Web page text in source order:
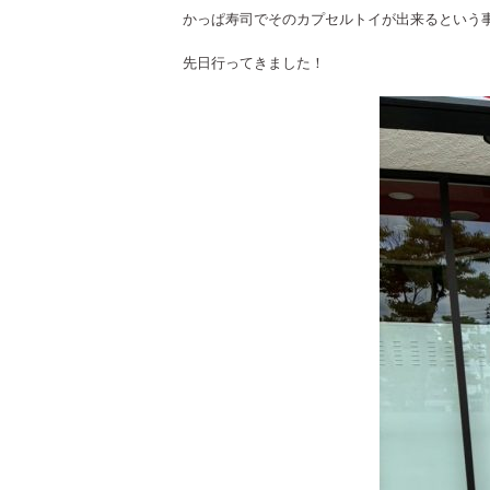
かっぱ寿司でそのカプセルトイが出来るという
先日行ってきました！